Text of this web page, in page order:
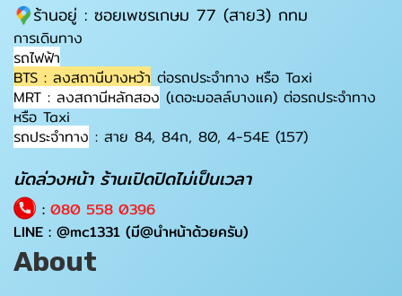
ร้านอยู่ : ซอยเพชรเกษม 77 (สาย3) กทม
การเดินทาง
รถไฟฟ้า
BTS : ลงสถานีบางหว้า ต่อรถประจำทาง หรือ Taxi
MRT : ลงสถานีหลักสอง (เดอะมอลล์บางแค) ต่อรถประจำทาง
หรือ Taxi
รถประจำทาง : สาย 84, 84ก, 80, 4-54E (157)
นัดล่วงหน้า ร้านเปิดปิดไม่เป็นเวลา
: 080 558 0396
LINE : @mc1331 (มี@นำหน้าด้วยครับ)
About